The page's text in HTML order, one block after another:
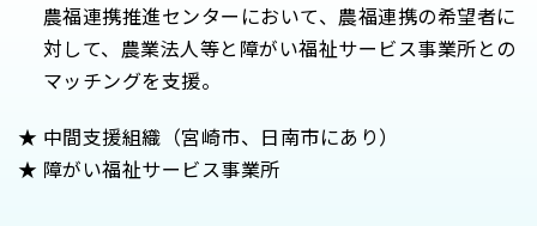
農福連携推進センターにおいて、農福連携の希望者に
対して、農業法人等と障がい福祉サービス事業所との
マッチングを支援。
中間支援組織（宮崎市、日南市にあり）
障がい福祉サービス事業所